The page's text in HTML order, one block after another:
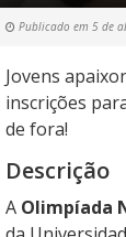
Publicado em 5 de
Jovens
inscrições
de fora!
Descrição
A Olimpíada